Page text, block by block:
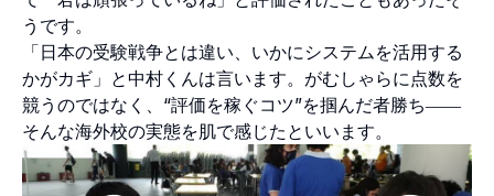
うです。
「日本の受験戦争とは違い、いかにシステムを活用する
かがカギ」と中村くんは言います。がむしゃらに点数を
競うのではなく、“評価を稼ぐコツ”を掴んだ者勝ち――
そんな海外校の実態を肌で感じたといいます。